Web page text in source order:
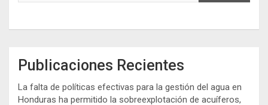
Publicaciones Recientes
La falta de políticas efectivas para la gestión del agua en
Honduras ha permitido la sobreexplotación de acuíferos,